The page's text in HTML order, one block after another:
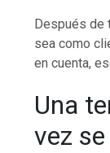
Después de
sea como
en cuenta,
Una
vez